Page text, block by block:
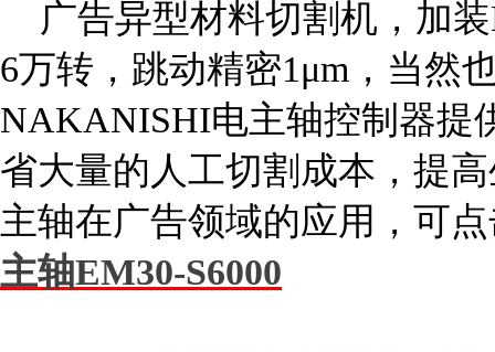
广告异型材料切割机，加
6万转，跳动精密1μm，当然
NAKANISHI电主轴控制器提
省大量的人工切割成本，提
主轴在广告领域的应用，可
主轴EM30-S6000